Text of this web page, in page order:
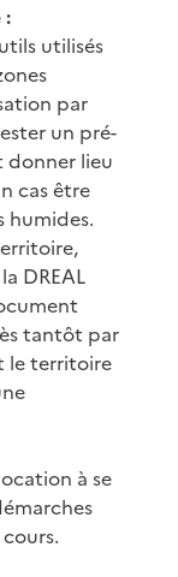
:
utilisés
par
un pré-
donner lieu
cas être
humides.
DREAL
tantôt par
le territoire
à se